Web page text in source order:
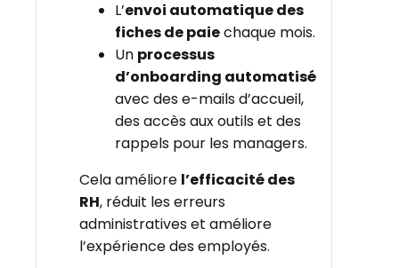
L’envoi automatique des
fiches de paiechaque mois.
Un processus
d’onboarding automatisé
avec des e-mails d’accueil,
des accès aux outils et des
rappels pour les managers.
Cela améliore l’efficacité des
RH, réduit les erreurs
administratives et améliore
l’expérience des employés.